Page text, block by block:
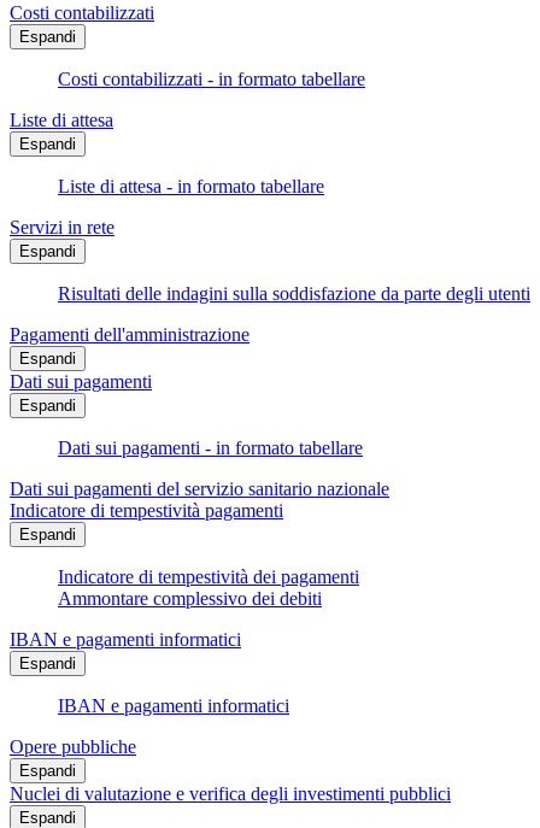
Costi contabilizzati
Espandi
Costi contabilizzati - in formato tabellare
Liste di attesa
Espandi
Liste di attesa - in formato tabellare
Servizi in rete
Espandi
Risultati delle indagini sulla soddisfazione da parte degli utenti
Pagamenti dell'amministrazione
Espandi
Dati sui pagamenti
Espandi
Dati sui pagamenti - in formato tabellare
Dati sui pagamenti del servizio sanitario nazionale
Indicatore di tempestività pagamenti
Espandi
Indicatore di tempestività dei pagamenti
Ammontare complessivo dei debiti
IBAN e pagamenti informatici
Espandi
IBAN e pagamenti informatici
Opere pubbliche
Espandi
Nuclei di valutazione e verifica degli investimenti pubblici
Espandi